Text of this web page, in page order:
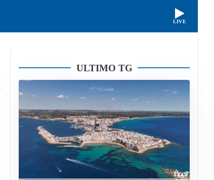
LIVE
ULTIMO TG